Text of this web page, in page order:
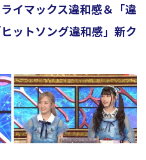
を
イマックス違和感＆「違
ットソング違和感」新ク